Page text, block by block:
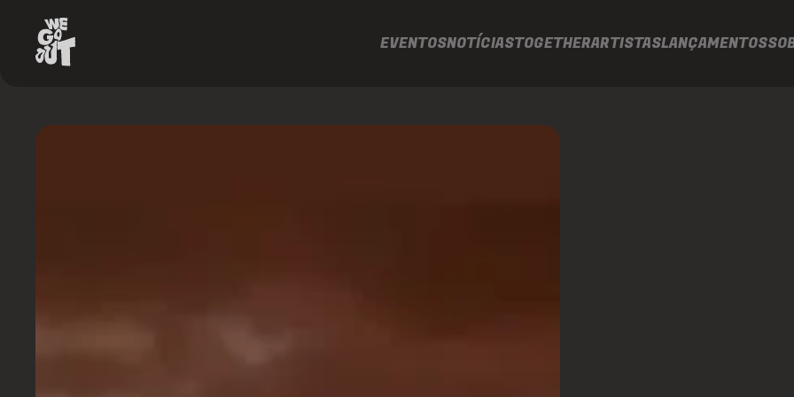
EVENTOSNOTÍCIASTOGETHERARTISTASLANÇAMENTOS
https://www.instagram.com/twf_camposdojordao